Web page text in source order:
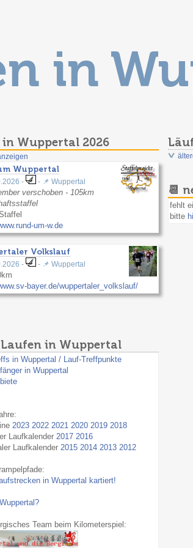
in
Wuppertal 2026
Wuppertal
- - 📌 Wuppertal
verschoben - 105km
um-w.de
Volkslauf
- - 📌 Wuppertal
bayer.de/wuppertaler_volkslauf/
in Wuppertal
in Wuppertal / Lauf-Treffpunkte
in Wuppertal
2023 2022 2021 2020 2019 2018
Laufkalender 2017 2016
Laufkalender 2015 2014 2013 2012
in Wuppertal kartiert!
Team beim Kilometerspiel:
📆
fehlt
bitte